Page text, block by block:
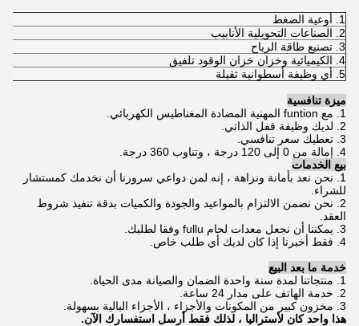
1. أوعية الضغط
2. الصناعات التحويلية الأنابيب
3. تصنيع طاقة الرياح
4. الكيميائية وخزان خزان الوقود تلفيق
5. أي وظيفة أسطوانية ثقيلة
ميزة تنافسية
1. مع funtion المهنية المضادة المغناطيس الكهربائي.
2. لديك وظيفة قفل الذاتي.
3. تعطيك سعر تنافسي.
4. إمالة من 0 إلى 120 درجة ، وتناوب 360 درجة.
بيع الخدمات
1. نحن نعد بأمانة ونزاهة ، إنه لمن دواعي سرورنا أن نخدمك كمستشار
للشراء.
2. نحن نضمن الالتزام بالمواعيد والجودة والكميات بدقة تنفيذ شروط
العقد.
3. يمكننا أن نجعل معدات لحام fullu وفقا لطلبك.
4. فقط أخبرنا إذا كان لديك أي طلب خاص.
خدمة ما بعد البيع
1. منتجاتنا لمدة سنة واحدة الضمان والصيانة مدى الحياة.
2. خدمة الهاتف على مدار 24 ساعة.
3. مخزون كبير من المكونات والأجزاء ، الأجزاء البالية بسهولة.
هذا واحد كان لأستراليا ، لذلك فقط أرسل استفسارك الآن.